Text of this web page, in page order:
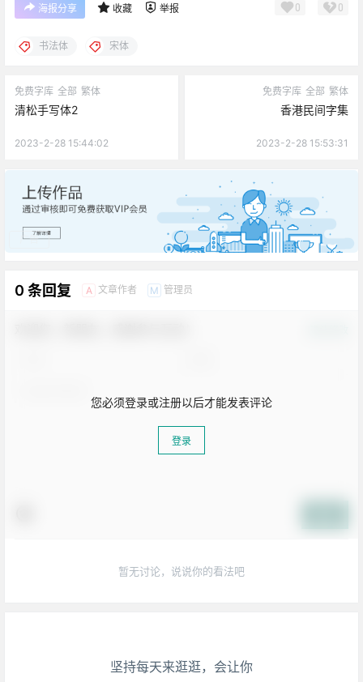
海报分享 收藏 举报 0 0
书法体 宋体
免费字库 全部 繁体
清松手写体2
2023-2-28 15:44:02
免费字库 全部 繁体
香港民间字集
2023-2-28 15:53:31
广告
0 条回复 A 文章作者 M 管理员
您必须登录或注册以后才能发表评论
登录
暂无讨论，说说你的看法吧
坚持每天来逛逛，会让你
腿也不痛了！